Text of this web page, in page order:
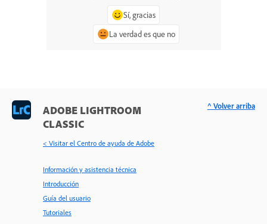
Sí, gracias
La verdad es que no
ADOBE LIGHTROOM
CLASSIC
< Visitar el Centro de ayuda de Adobe
Información y asistencia técnica
Introducción
Guía del usuario
Tutoriales
^ Volver arriba